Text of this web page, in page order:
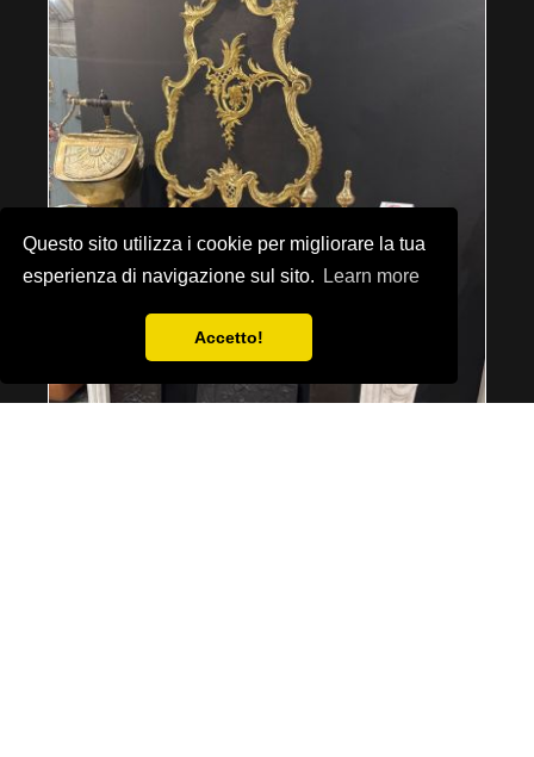
Questo sito utilizza i cookie per migliorare la tua
esperienza di navigazione sul sito.
Learn more
Accetto!